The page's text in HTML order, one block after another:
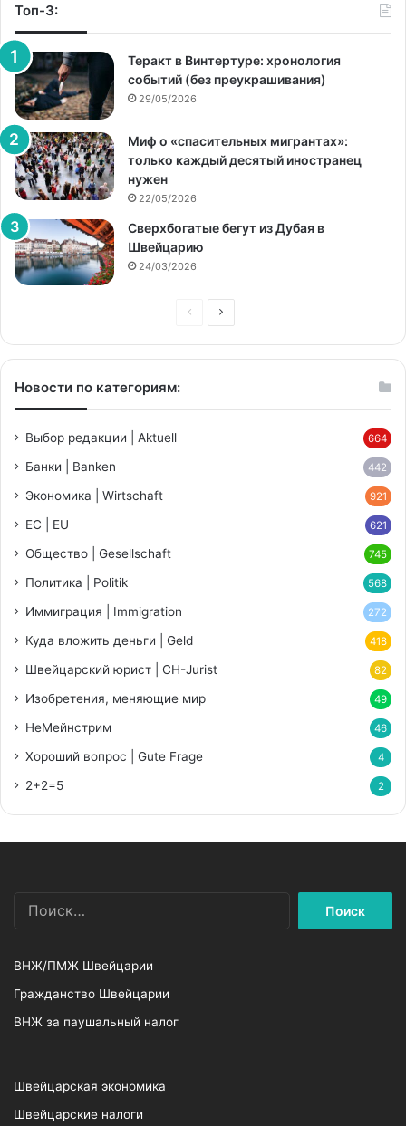
Топ-3:
Теракт в Винтертуре: хронология
событий (без преукрашивания)
29/05/2026
Миф о «спасительных мигрантах»:
только каждый десятый иностранец
нужен
22/05/2026
Сверхбогатые бегут из Дубая в
Швейцарию
24/03/2026
Предыдущая
Следующая
Новости по категориям:
Выбор редакции | Aktuell 664
Банки | Banken 442
Экономика | Wirtschaft 921
ЕС | EU 621
Общество | Gesellschaft 745
Политика | Politik 568
Иммиграция | Immigration 272
Куда вложить деньги | Geld 418
Швейцарский юрист | CH-Jurist 82
Изобретения, меняющие мир 49
НеМейнстрим 46
Хороший вопрос | Gute Frage 4
2+2=5 2
ВНЖ/ПМЖ Швейцарии
Гражданство Швейцарии
ВНЖ за паушальный налог
Швейцарская экономика
Швейцарские налоги